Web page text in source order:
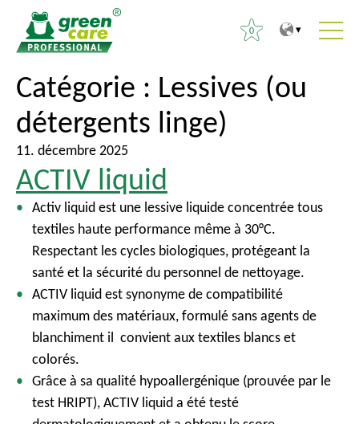
0
R
e
c
h
r
c
Catégorie : Lessives (ou
détergents linge)
11. décembre 2025
ACTIV liquid
Activ liquid est une lessive liquide concentrée tous
textiles haute performance même à 30°C.
Respectant les cycles biologiques, protégeant la
santé et la sécurité du personnel de nettoyage.
ACTIV liquid est synonyme de compatibilité
maximum des matériaux, formulé sans agents de
blanchiment il convient aux textiles blancs et
colorés.
Grâce à sa qualité hypoallergénique (prouvée par le
test HRIPT), ACTIV liquid a été testé